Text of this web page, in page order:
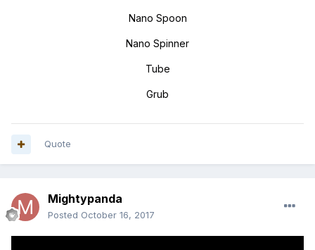
Nano Spoon
Nano Spinner
Tube
Grub
Quote
Mightypanda
Posted October 16, 2017